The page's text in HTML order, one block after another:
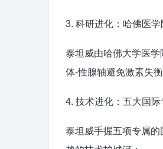
3. 科研进化：哈佛医
泰坦威由哈佛大学医
体-性腺轴避免激素失
4. 技术进化：五大国
泰坦威手握五项专属